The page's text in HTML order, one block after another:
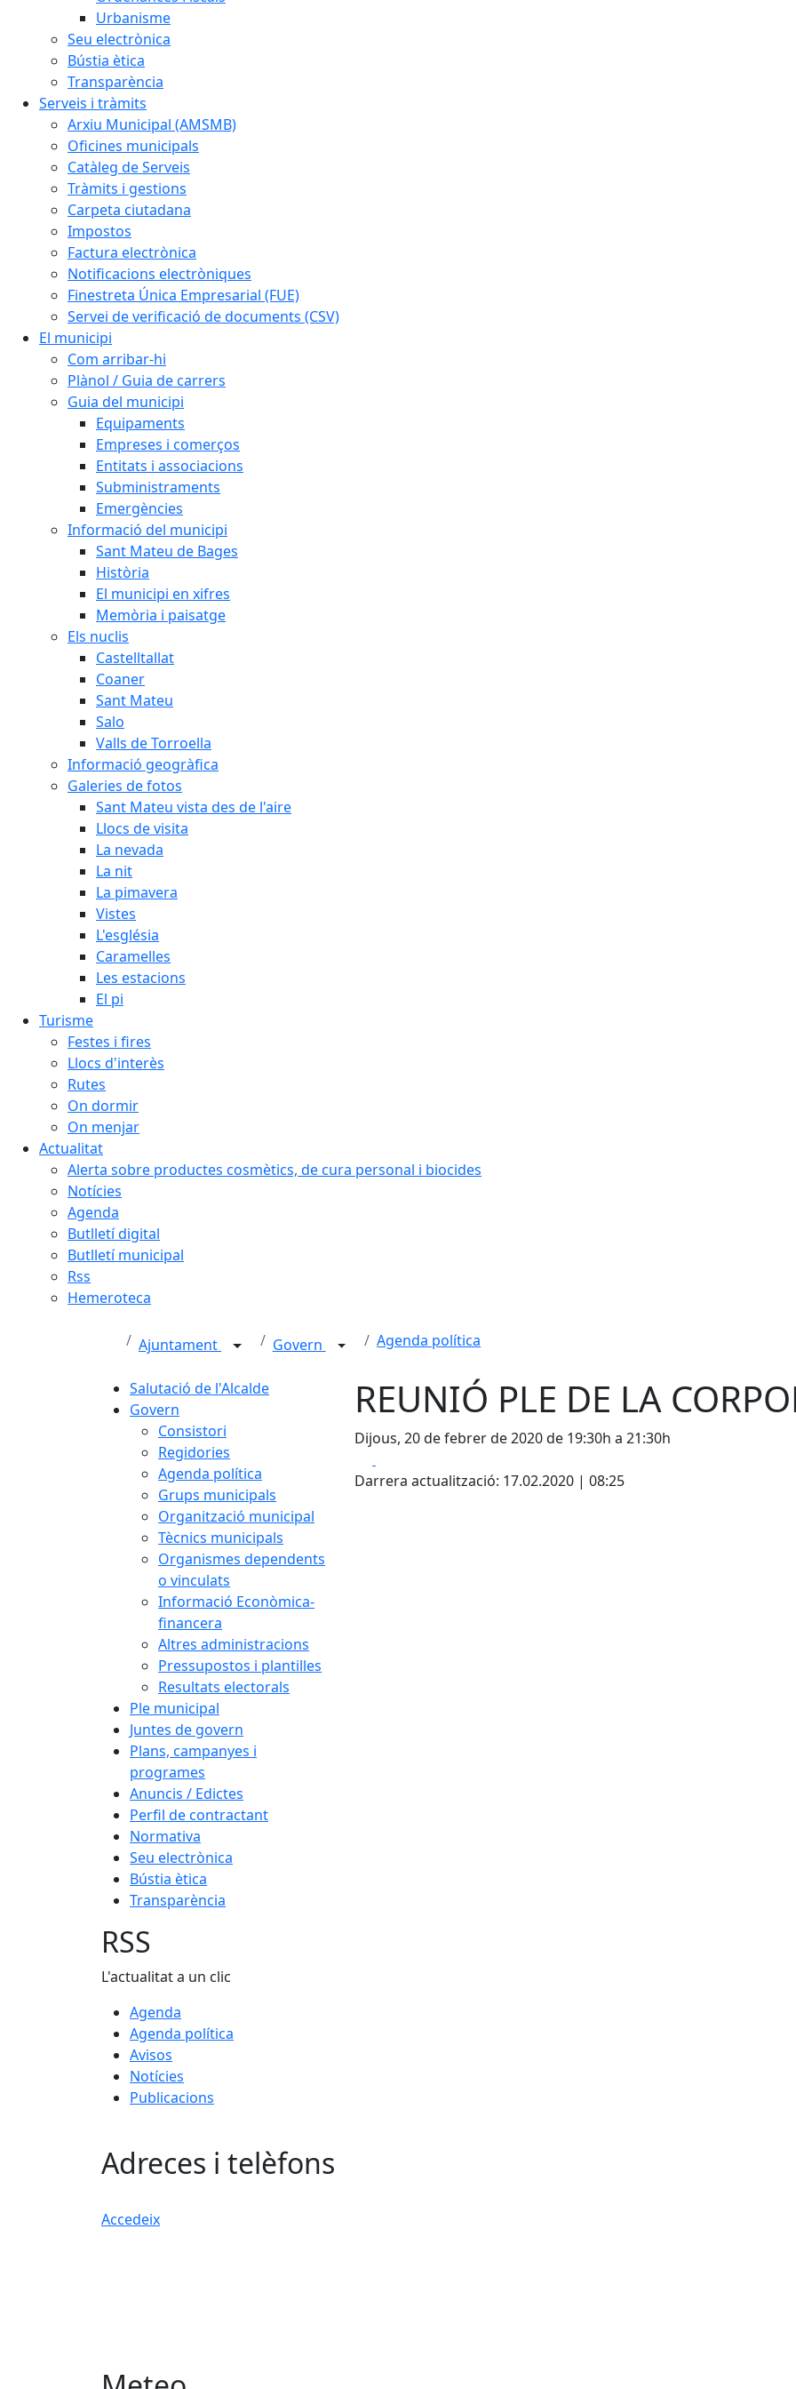
Urbanisme
Seu electrònica
Bústia ètica
Transparència
Serveis i tràmits
Arxiu Municipal (AMSMB)
Oficines municipals
Catàleg de Serveis
Tràmits i gestions
Carpeta ciutadana
Impostos
Factura electrònica
Notificacions electròniques
Finestreta Única Empresarial (FUE)
Servei de verificació de documents (CSV)
El municipi
Com arribar-hi
Plànol / Guia de carrers
Guia del municipi
Equipaments
Empreses i comerços
Entitats i associacions
Subministraments
Emergències
Informació del municipi
Sant Mateu de Bages
Història
El municipi en xifres
Memòria i paisatge
Els nuclis
Castelltallat
Coaner
Sant Mateu
Salo
Valls de Torroella
Informació geogràfica
Galeries de fotos
Sant Mateu vista des de l'aire
Llocs de visita
La nevada
La nit
La pimavera
Vistes
L'església
Caramelles
Les estacions
El pi
Turisme
Festes i fires
Llocs d'interès
Rutes
On dormir
On menjar
Actualitat
Alerta sobre productes cosmètics, de cura personal i biocides
Notícies
Agenda
Butlletí digital
Butlletí municipal
Rss
Hemeroteca
Ajuntament Govern Agenda política
Salutació de l'Alcalde
Govern
Consistori
Regidories
Agenda política
Grups municipals
Organització municipal
Tècnics municipals
Organismes dependents
o vinculats
Informació Econòmica-
financera
Altres administracions
Pressupostos i plantilles
Resultats electorals
Ple municipal
Juntes de govern
Plans, campanyes i
programes
Anuncis / Edictes
Perfil de contractant
Normativa
Seu electrònica
Bústia ètica
Transparència
REUNIÓ PLE DE LA
Dijous, 20 de febrer de 2020 de 19:30h a 21:30h
Darrera actualització: 17.02.2020 | 08:25
RSS
L'actualitat a un clic
Agenda
Agenda política
Avisos
Notícies
Publicacions
Adreces i telèfons
Accedeix